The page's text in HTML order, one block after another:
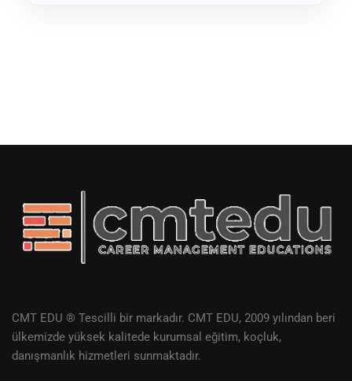
CMT EDU ® Tescilli bir markadır. CMT EDU, 2009 yılından beri
ülkemizde yüksek kalitede kurumsal eğitim, koçluk,
danışmanlık hizmetleri sunmaktadır.